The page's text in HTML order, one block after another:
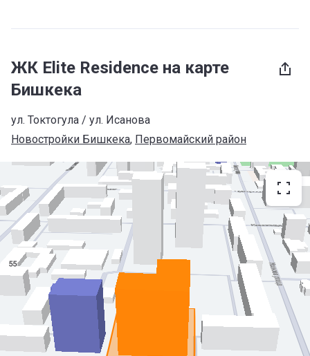
ЖК Elite Residence на карте
Бишкека
ул. Токтогула / ул. Исанова
Новостройки Бишкека, Первомайский район